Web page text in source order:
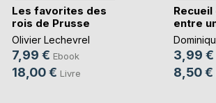
Les favorites des
rois de Prusse
Olivier Lechevrel
7,99 € Ebook
18,00 € Livre
entre
3,99 €
8,50 €